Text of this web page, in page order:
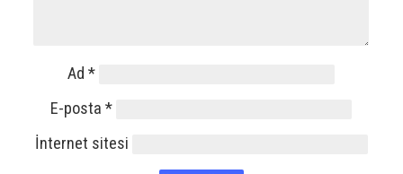
Ad*
E-posta*
İnternet sitesi